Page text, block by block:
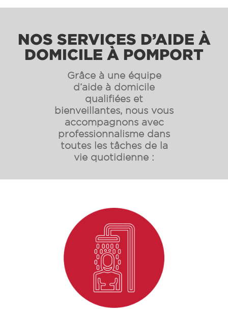
NOS SERVICES D’AIDE À
DOMICILE À POMPORT
Grâce à une équipe
d’aide à domicile
qualifiées et
bienveillantes, nous vous
accompagnons avec
professionnalisme dans
toutes les tâches de la
vie quotidienne :